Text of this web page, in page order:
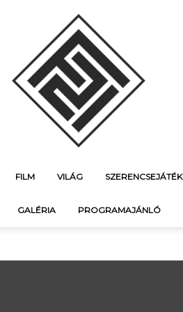
f21.hu
FILM VILÁG SZERENCSEJÁTÉK
GALÉRIA PROGRAMAJÁNLÓ